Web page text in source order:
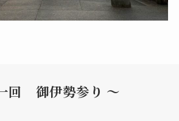
回 御伊勢参り ～